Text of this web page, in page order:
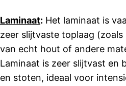
Laminaat: Het laminaat is
zeer slijtvaste toplaag (zoals
van echt hout of andere
Laminaat is zeer slijtvast en
en stoten, ideaal voor